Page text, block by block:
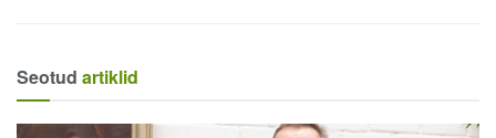
Seotud artiklid